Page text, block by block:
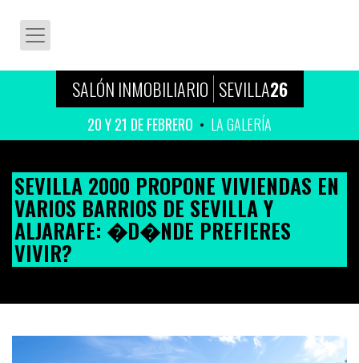
SALÓN INMOBILIARIO SEVILLA26
20 Y 21 DE FEBRERO LA GALERÍA
SEVILLA 2000 PROPONE VIVIENDAS EN
VARIOS BARRIOS DE SEVILLA Y
ALJARAFE: �D�NDE PREFIERES
VIVIR?